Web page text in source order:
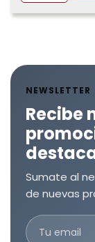
NEWSLETTER
Recibe
Sumate al
de nuevas